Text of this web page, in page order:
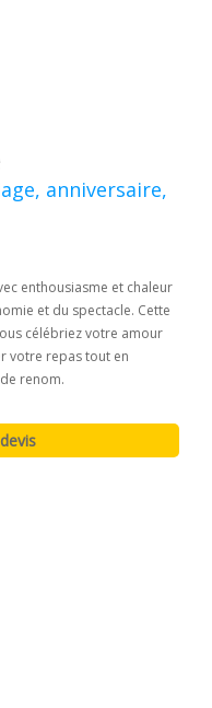
anniversaire,
enthousiasme et chaleur
et du spectacle. Cette
célébriez votre amour
votre repas tout en
renom.